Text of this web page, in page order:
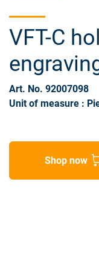
VFT-C
Art. No. 92007098
Unit of measure :
Shop now